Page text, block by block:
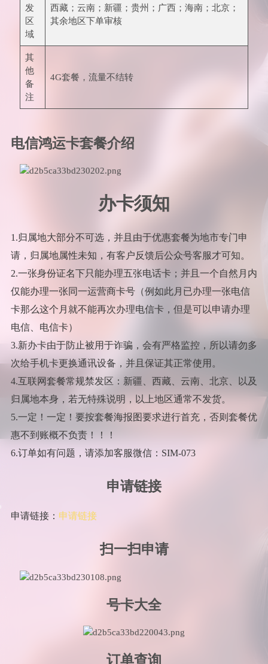
发
区
域
西藏；云南；新疆；贵州；广西；海南；北京；
其余地区下单审核
其
他
备
注
4G套餐，流量不结转
电信鸿运卡套餐介绍
办卡须知
1.归属地大部分不可选，并且由于优惠套餐为地市专门申
请，归属地属性未知，有客户反馈后公众号客服才可知。
2.一张身份证名下只能办理五张电话卡；并且一个自然月内
仅能办理一张同一运营商卡号（例如此月已办理一张电信
卡那么这个月就不能再次办理电信卡，但是可以申请办理
电信、电信卡）
3.新办卡由于防止被用于诈骗，会有严格监控，所以请勿多
次给手机卡更换通讯设备，并且保证其正常使用。
4.互联网套餐常规禁发区：新疆、西藏、云南、北京、以及
归属地本身，若无特殊说明，以上地区通常不发货。
5.一定！一定！要按套餐海报图要求进行首充，否则套餐优
惠不到账概不负责！！！
6.订单如有问题，请添加客服微信：SIM-073
申请链接
申请链接： 申请链接
扫一扫申请
号卡大全
订单查询